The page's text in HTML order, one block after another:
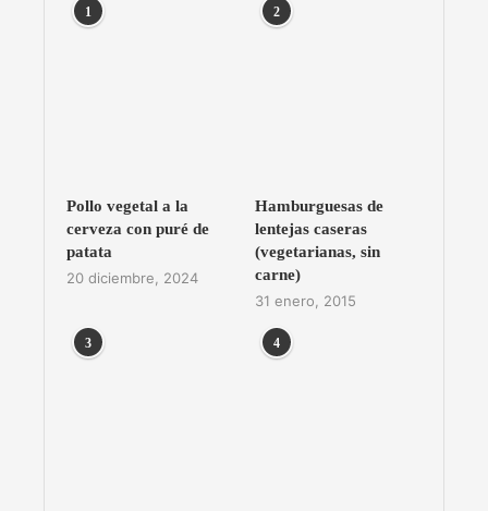
1
Pollo vegetal a la
cerveza con puré de
patata
20 diciembre, 2024
2
Hamburguesas de
lentejas caseras
(vegetarianas, sin
carne)
31 enero, 2015
3 4